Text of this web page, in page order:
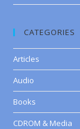
CATEGORIES
Articles
Audio
Books
CDROM & Media